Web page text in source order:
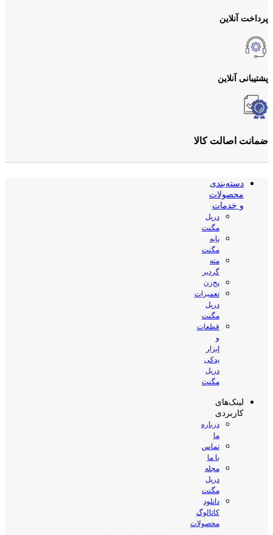
پرداخت آنلاین
پشتیبانی آنلاین
ضمانت اصالت کالا
دسته‌بندی
محصولات
و خدمات
دریل
مگنت
پایه
مگنت
مته
گردبر
پخ‌زن
تعمیرات
دریل
مگنت
قطعات
و
ابزار
یدکی
دریل
مگنت
لینک‌های
کاربردی
درباره
ما
تماس
با ما
مجله
دریل
مگنت
دانلود
کاتالوگ
محصولات